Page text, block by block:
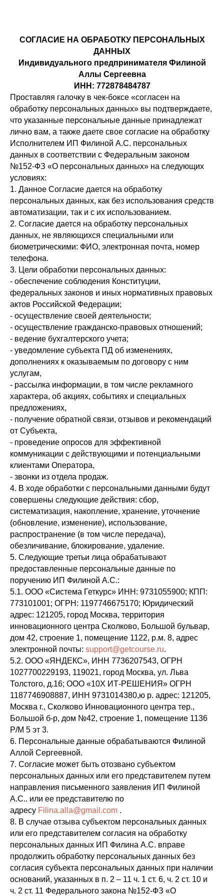
СОГЛАСИЕ НА ОБРАБОТКУ ПЕРСОНАЛЬНЫХ
ДАННЫХ
Индивидуального предпринимателя Филиной
Аллы Сергеевна
ИНН: 772878484787
Проставляя галочку в чек-боксе «согласен на
обработку персональных данных» вы подтверждаете,
что указанные персональные данные принадлежат
лично вам, а также даете свое согласие на обработку
Исполнителем ИП Филиной А.С. персональных
данных в соответствии с Федеральным законом
№152-ФЗ «О персональных данных» на следующих
условиях:
1. Данное Согласие дается на обработку
персональных данных, как без использования средств
автоматизации, так и с их использованием.
2. Согласие дается на обработку персональных
данных, не являющихся специальными или
биометрическими: ФИО, электронная почта, номер
телефона.
3. Цели обработки персональных данных:
- обеспечение соблюдения Конституции,
федеральных законов и иных нормативных правовых
актов Российской Федерации;
- осуществление своей деятельности;
- осуществление гражданско-правовых отношений;
- ведение бухгалтерского учета;
- уведомление субъекта ПД об изменениях,
дополнениях к оказываемым по договору с ним
услугам,
- рассылка информации, в том числе рекламного
характера, об акциях, событиях и специальных
предложениях,
- получение обратной связи, отзывов и рекомендаций
от Субъекта,
- проведение опросов для эффективной
коммуникации с действующими и потенциальными
клиентами Оператора,
- звонки из отдела продаж.
4. В ходе обработки с персональными данными будут
совершены следующие действия: сбор,
систематизация, накопление, хранение, уточнение
(обновление, изменение), использование,
распространение (в том числе передача),
обезличивание, блокирование, удаление.
5. Следующие третьи лица обрабатывают
предоставленные персональные данные по
поручению ИП Филиной А.С.:
5.1. ООО «Система Геткурс» ИНН: 9731055900; КПП:
773101001; ОГРН: 1197746675170; Юридический
адрес: 121205, город Москва, территория
инновационного центра Сколково, Большой бульвар,
дом 42, строение 1, помещение 1122, р.м. 8, адрес
электронной почты: support@getcourse.ru.
5.2. ООО «ЯНДЕКС», ИНН 7736207543, ОГРН
1027700229193, 119021, город Москва, ул. Льва
Толстого, д.16; ООО «10Х ИТ-РЕШЕНИЯ» ОГРН
1187746908887, ИНН 9731014380,ю р. адрес: 121205,
Москва г., Сколково Инновационного центра тер.,
Большой б-р, дом №42, строение 1, помещение 1136
Р/М 5 эт 3.
6. Персональные данные обрабатываются Филиной
Аллой Сергеевной.
7. Согласие может быть отозвано субъектом
персональных данных или его представителем путем
направления письменного заявления ИП Филиной
А.С.. или ее представителю по
адресу Filina.alla@gmail.com .
8. В случае отзыва субъектом персональных данных
или его представителем согласия на обработку
персональных данных ИП Филина А.С. вправе
продолжить обработку персональных данных без
согласия субъекта персональных данных при наличии
оснований, указанных в п. 2 – 11 ч. 1 ст. 6, ч. 2 ст. 10 и
ч. 2 ст. 11 Федерального закона №152-ФЗ «О